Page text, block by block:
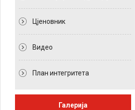
Цјеновник
Видео
План интегритета
Галерија